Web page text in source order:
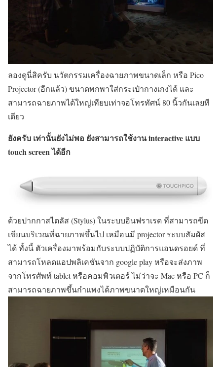
ลองดูนี่สิครับ นวัตกรรมเครื่องฉายภาพขนาดเล็ก หรือ Pico
Projector (อีกแล้ว) ขนาดพกพาใส่กระเป๋ากางเกงได้ และ
สามารถฉายภาพได้ใหญ่เทียบเท่าจอโทรทัศน์ 80 นิ้วกันเลยที
เดียว
ยังครับ เท่านั้นยังไม่พอ ยังสามารถใช้งาน interactive แบบ
touch screen ได้อีก
ด้วยปากกาสไตลัส (Stylus) ในระบบอินฟราเรด ที่สามารถขีด
เขียนบริเวณที่ฉายภาพขึ้นไป เหมือนมี projector ระบบสัมผัส
ได้ ทั้งนี้ ตัวเครื่องมาพร้อมกับระบบปฏิบัติการแอนดรอยด์ ที่
สามารถโหลดแอปพลิเคชันจาก google play หรือจะส่งภาพ
จากโทรศัพท์ tablet หรือคอมพิวเตอร์ ไม่ว่าจะ Mac หรือ PC ก็
สามารถฉายภาพขึ้นกำแพงได้ภาพขนาดใหญ่เหมือนกัน